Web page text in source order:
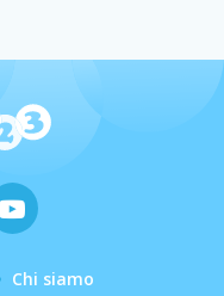
Chi siamo